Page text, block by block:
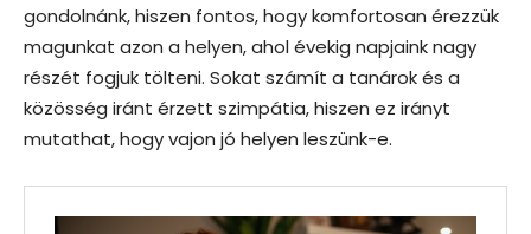
gondolnánk, hiszen fontos, hogy komfortosan érezzük
magunkat azon a helyen, ahol évekig napjaink nagy
részét fogjuk tölteni. Sokat számít a tanárok és a
közösség iránt érzett szimpátia, hiszen ez irányt
mutathat, hogy vajon jó helyen leszünk-e.